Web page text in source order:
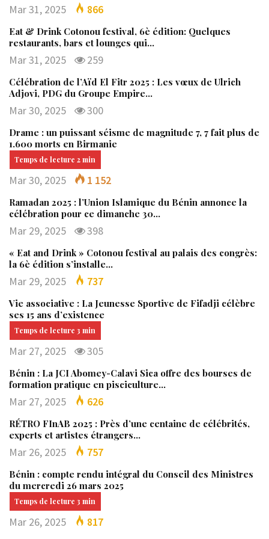
Mar 31, 2025 866
Eat & Drink Cotonou festival, 6è édition: Quelques
restaurants, bars et lounges qui…
Mar 31, 2025 259
Célébration de l’Aïd El Fitr 2025 : Les vœux de Ulrich
Adjovi, PDG du Groupe Empire…
Mar 30, 2025 300
Drame : un puissant séisme de magnitude 7, 7 fait plus de
1.600 morts en Birmanie
Mar 30, 2025 1 152
Ramadan 2025 : l’Union Islamique du Bénin annonce la
célébration pour ce dimanche 30…
Mar 29, 2025 398
« Eat and Drink » Cotonou festival au palais des congrès:
la 6è édition s’installe…
Mar 29, 2025 737
Vie associative : La Jeunesse Sportive de Fifadji célèbre
ses 15 ans d’existence
Mar 27, 2025 305
Bénin : La JCI Abomey-Calavi Sica offre des bourses de
formation pratique en pisciculture…
Mar 27, 2025 626
RÉTRO FInAB 2025 : Près d’une centaine de célébrités,
experts et artistes étrangers…
Mar 26, 2025 757
Bénin : compte rendu intégral du Conseil des Ministres
du mercredi 26 mars 2025
Mar 26, 2025 817